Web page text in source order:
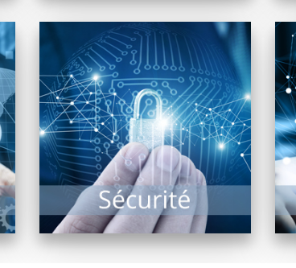
Etudier la fiabilité du système
d’informations d’une
entreprise, assurer sa sécurité
d’accès sont les missions des...
EN SAVOIR PLUS